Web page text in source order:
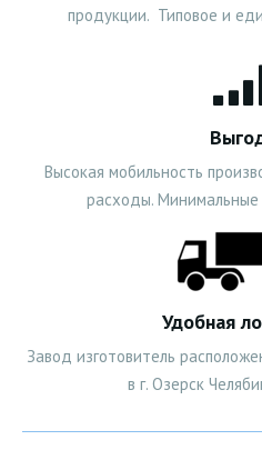
продукции. Типовое и
Высокая мобильность
расходы. Минимальные
Удобная
Завод изготовитель
в г. Озерск